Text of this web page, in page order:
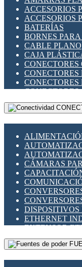
INTERFACES
LLAVES
MEDIDORES
MOTORES
PANTALLAS
PLC -
RELÉS DE
SENSORES
SENSORES
VARIACS
VARIADORES
MAQUINARIA
ACCESORIOS
ACCESORIOS
BATERÍAS
BORNES PARA
CABLE PLANO
CAJA
CONECTORES
DIP SWITCHES
ILUMINACIÓN
INTERFACES
OTROS RELÉS
PROTECCIÓN
RELÉS
RELÉS DE
RELÉS DE
RELÉS
RELÉS
SENSORES
CÁMARAS
DISPOSITIVOS
ETHERNET
EXTENSOR
GATEWAY
GESTIÓN DE